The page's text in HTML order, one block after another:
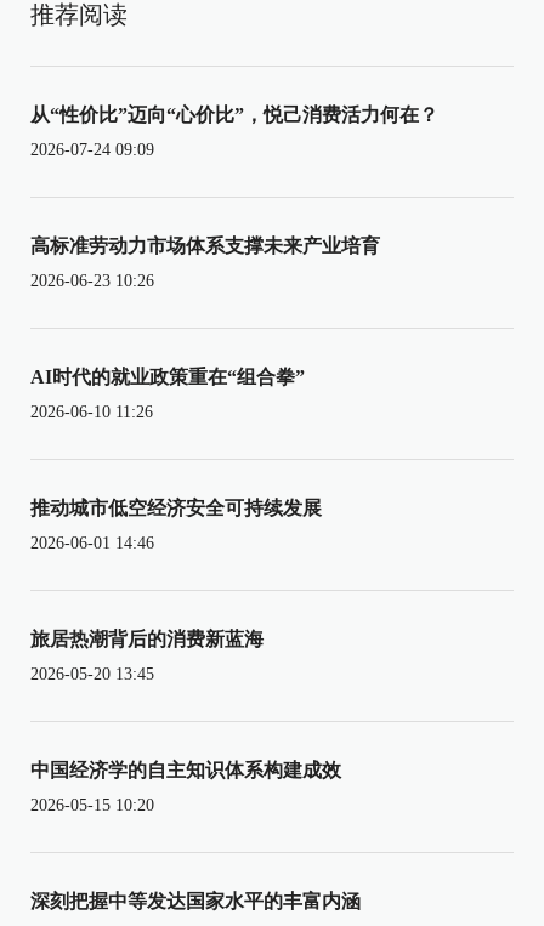
推荐阅读
从“性价比”迈向“心价比”，悦己消费活力何在？
2026-07-24 09:09
高标准劳动力市场体系支撑未来产业培育
2026-06-23 10:26
AI时代的就业政策重在“组合拳”
2026-06-10 11:26
推动城市低空经济安全可持续发展
2026-06-01 14:46
旅居热潮背后的消费新蓝海
2026-05-20 13:45
中国经济学的自主知识体系构建成效
2026-05-15 10:20
深刻把握中等发达国家水平的丰富内涵